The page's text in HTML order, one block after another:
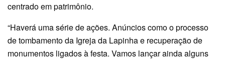
centrado em patrimônio.
“Haverá uma série de ações. Anúncios como o processo
de tombamento da Igreja da Lapinha e recuperação de
monumentos ligados à festa. Vamos lançar ainda alguns